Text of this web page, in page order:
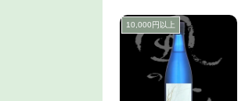
10,000円以上